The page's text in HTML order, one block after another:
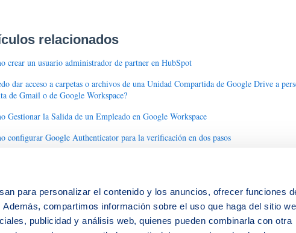
para personalizar el contenido y los anuncios, ofrecer funciones
compartimos información sobre el uso que haga del sitio
publicidad y análisis web, quienes pueden combinarla con otra
relacionados
crear un usuario administrador de partner en HubSpot
dar acceso a carpetas o archivos de una Unidad Compartida de Google Drive a
de Gmail o de Google Workspace?
Gestionar la Salida de un Empleado en Google Workspace
configurar Google Authenticator para la verificación en dos pasos